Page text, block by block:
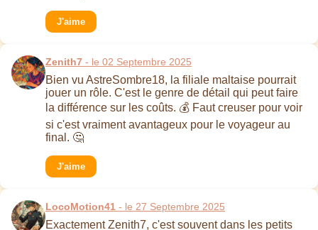
J'aime
Zenith7 - le 02 Septembre 2025
Bien vu AstreSombre18, la filiale maltaise pourrait
jouer un rôle. C'est le genre de détail qui peut faire
la différence sur les coûts. 💰 Faut creuser pour voir
si c'est vraiment avantageux pour le voyageur au
final. 🤔
J'aime
LocoMotion41 - le 27 Septembre 2025
Exactement Zenith7, c'est souvent dans les petits